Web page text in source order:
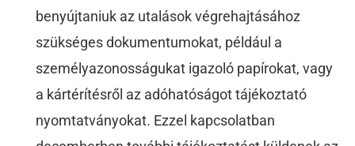
benyújtaniuk az utalások végrehajtásához
szükséges dokumentumokat, például a
személyazonosságukat igazoló papírokat, vagy
a kártérítésről az adóhatóságot tájékoztató
nyomtatványokat. Ezzel kapcsolatban